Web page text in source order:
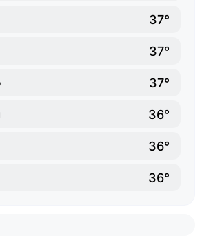
37°
37°
37°
36°
36°
36°